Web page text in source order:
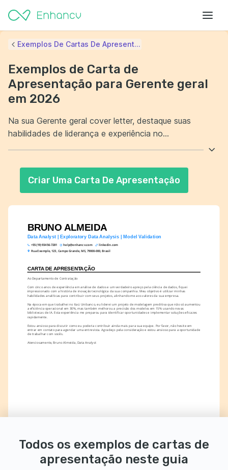
BRUNO ALMEIDA
Data Analyst | Exploratory Data Analysis | Model Validation
+55 (19) 93456-7281 help@enhancv.com
linkedin.com
Rua Exemplo, 123, Campo Grande, MS, 79000-000, Brasil
CARTA DE APRESENTAÇÃO
Ao Departamento de Contratação
Com cinco anos de experiência em análise de dados e um verdadeiro apreço pela ciência de dados, fiquei
impressionado com a história de inovação tecnológica da sua companhia. Meu objetivo é utilizar minhas
habilidades analíticas para contribuir com seus projetos, alinhando-me aos valores da sua empresa.
Na época em que trabalhei no Itaú Unibanco, eu liderei um projeto de modelagem preditiva que não só aumentou
a eficiência operacional em 30%, mas também melhorou a precisão dos modelos em 15% usando novas
bibliotecas de IA. Esta experiência me preparou para identificar oportunidades e implementar soluções eficazes
rapidamente.
Estou ansioso para discutir como eu poderia contribuir ainda mais para sua equipe. Por favor, não hesite em
entrar em contato para agendar uma entrevista. Agradeço pela consideração e estou ansioso para a oportunidade
de trabalhar com vocês.
Atenciosamente, Bruno Almeida, Data Analyst
Exemplos De Cartas De Apresent...
Exemplos de Carta de
Apresentação para Gerente geral
em 2026
Na sua Gerente geral cover letter, destaque suas
habilidades de liderança e experiência no
seus colaboradores. Além disso, evidencie suas
conquistas em otimizar processos e aumentar a
geraram resultados positivos para as empresas em que
trabalhou.
Criar Uma Carta De Apresentação
Todos os exemplos de cartas de
apresentação neste guia